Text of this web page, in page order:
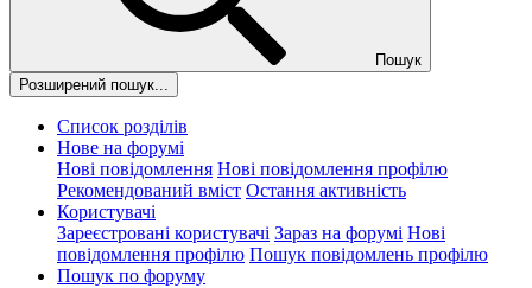
Пошук
Розширений пошук...
Список розділів
Нове на форумі
Нові повідомлення Нові повідомлення профілю
Рекомендований вміст Остання активність
Користувачі
Зареєстровані користувачі Зараз на форумі Нові
повідомлення профілю Пошук повідомлень профілю
Пошук по форуму